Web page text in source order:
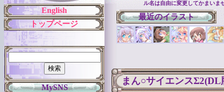
English
トップページ
ル名は自由に変更してかまいま
最近のイラスト
MySNS
まん○サイエンスΣ2(DL